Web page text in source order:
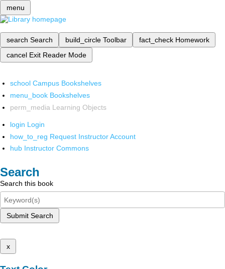
menu
search Search build_circle Toolbar fact_check Homework
cancel Exit Reader Mode
school Campus Bookshelves
menu_book Bookshelves
perm_media Learning Objects
login Login
how_to_reg Request Instructor Account
hub Instructor Commons
Search
Search this book
Submit Search
x